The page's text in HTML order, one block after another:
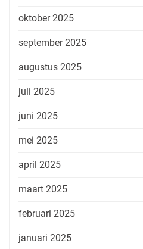
oktober 2025
september 2025
augustus 2025
juli 2025
juni 2025
mei 2025
april 2025
maart 2025
februari 2025
januari 2025